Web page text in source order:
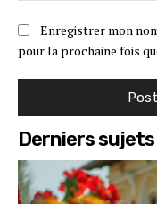
Enregistrer mon
pour la prochaine fois
Derniers sujets